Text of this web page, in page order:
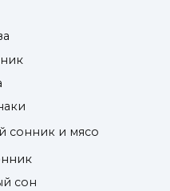
сонник и мясо
сон